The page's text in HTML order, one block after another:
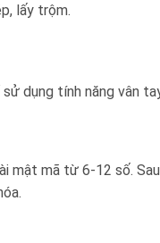
lấy trộm.
dụng tính năng vân
mã từ 6-12 số.